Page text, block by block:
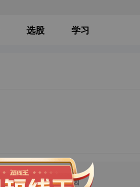
选股 学习
关联原因